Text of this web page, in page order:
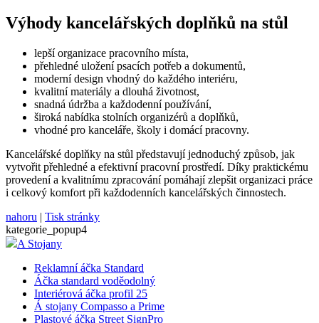
Výhody kancelářských doplňků na stůl
lepší organizace pracovního místa,
přehledné uložení psacích potřeb a dokumentů,
moderní design vhodný do každého interiéru,
kvalitní materiály a dlouhá životnost,
snadná údržba a každodenní používání,
široká nabídka stolních organizérů a doplňků,
vhodné pro kanceláře, školy i domácí pracovny.
Kancelářské doplňky na stůl představují jednoduchý způsob, jak
vytvořit přehledné a efektivní pracovní prostředí. Díky praktickému
provedení a kvalitnímu zpracování pomáhají zlepšit organizaci práce
i celkový komfort při každodenních kancelářských činnostech.
nahoru | Tisk stránky
kategorie_popup4
A Stojany
Reklamní áčka Standard
Áčka standard voděodolný
Interiérová áčka profil 25
Á stojany Compasso a Prime
Plastové áčka Street SignPro